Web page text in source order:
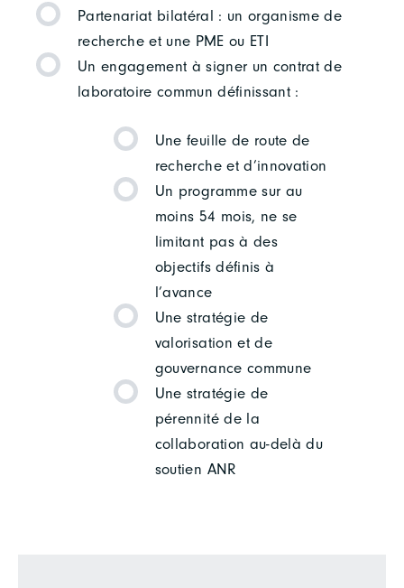
Partenariat bilatéral : un organisme de
recherche et une PME ou ETI
Un engagement à signer un contrat de
laboratoire commun définissant :
Une feuille de route de
recherche et d’innovation
Un programme sur au
moins 54 mois, ne se
limitant pas à des
objectifs définis à
l’avance
Une stratégie de
valorisation et de
gouvernance commune
Une stratégie de
pérennité de la
collaboration au-delà du
soutien ANR